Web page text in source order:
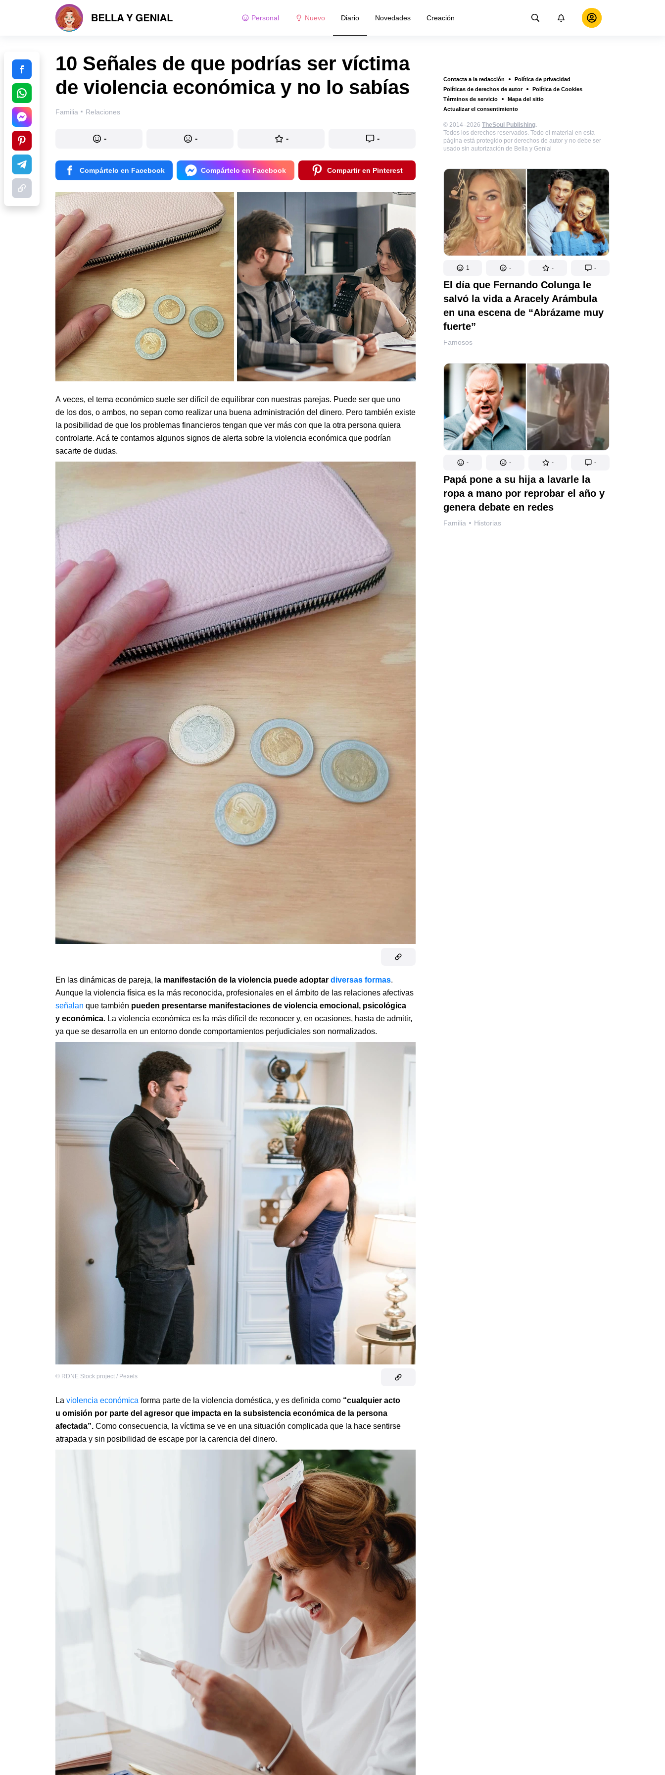
Personal Nuevo Diario Novedades Creación
Contacta a la redacción
Política de privacidad
Políticas de derechos de autor
Política de Cookies
Términos de servicio
Mapa del sitio
Actualizar el consentimiento
© 2014–2026 TheSoul Publishing.
Todos los derechos reservados. Todo el material en esta
página está protegido por derechos de autor y no debe ser
usado sin autorización de Bella y Genial
1 - - -
El día que Fernando Colunga le
salvó la vida a Aracely Arámbula
en una escena de “Abrázame muy
fuerte”
Famosos
- - - -
Papá pone a su hija a lavarle la
ropa a mano por reprobar el año y
genera debate en redes
Familia Historias
10 Señales de que podrías ser víctima
de violencia económica y no lo sabías
Familia · Relaciones
- - - -
Compártelo en Facebook Compártelo en Facebook Compartir en Pinterest
A veces, el tema económico suele ser difícil de equilibrar con nuestras parejas. Puede ser que uno
de los dos, o ambos, no sepan como realizar una buena administración del dinero. Pero también existe
la posibilidad de que los problemas financieros tengan que ver más con que la otra persona quiera
controlarte. Acá te contamos algunos signos de alerta sobre la violencia económica que podrían
sacarte de dudas.
En las dinámicas de pareja, l a manifestación de la violencia puede adoptar diversas formas.
Aunque la violencia física es la más reconocida, profesionales en el ámbito de las relaciones afectivas
señalan que también pueden presentarse manifestaciones de violencia emocional, psicológica
y económica. La violencia económica es la más difícil de reconocer y, en ocasiones, hasta de admitir,
ya que se desarrolla en un entorno donde comportamientos perjudiciales son normalizados.
© RDNE Stock project / Pexels
La violencia económica forma parte de la violencia doméstica, y es definida como “cualquier acto
u omisión por parte del agresor que impacta en la subsistencia económica de la persona
afectada”. Como consecuencia, la víctima se ve en una situación complicada que la hace sentirse
atrapada y sin posibilidad de escape por la carencia del dinero.